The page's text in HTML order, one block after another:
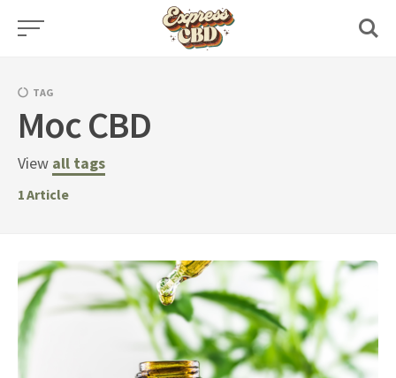
Skip
TAG
Moc CBD
View all tags
1Article